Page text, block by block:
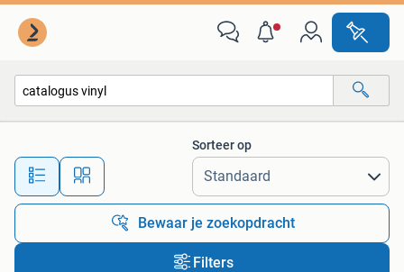
Alle afstanden…
Sorteer op
Bewaar je zoekopdracht
Filters